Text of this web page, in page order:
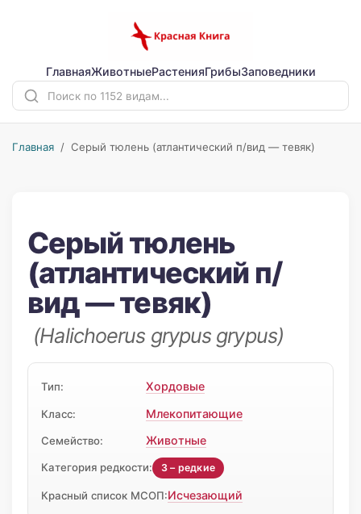
ГлавнаяЖивотныеРастенияГрибыЗаповедники
Главная / Серый тюлень (атлантический п/вид — тевяк)
Серый тюлень
(атлантический п/
вид — тевяк)
(Halichoerus grypus grypus)
Тип: Хордовые
Класс: Млекопитающие
Семейство: Животные
Категория редкости: 3 – редкие
Красный список МСОП:Исчезающий